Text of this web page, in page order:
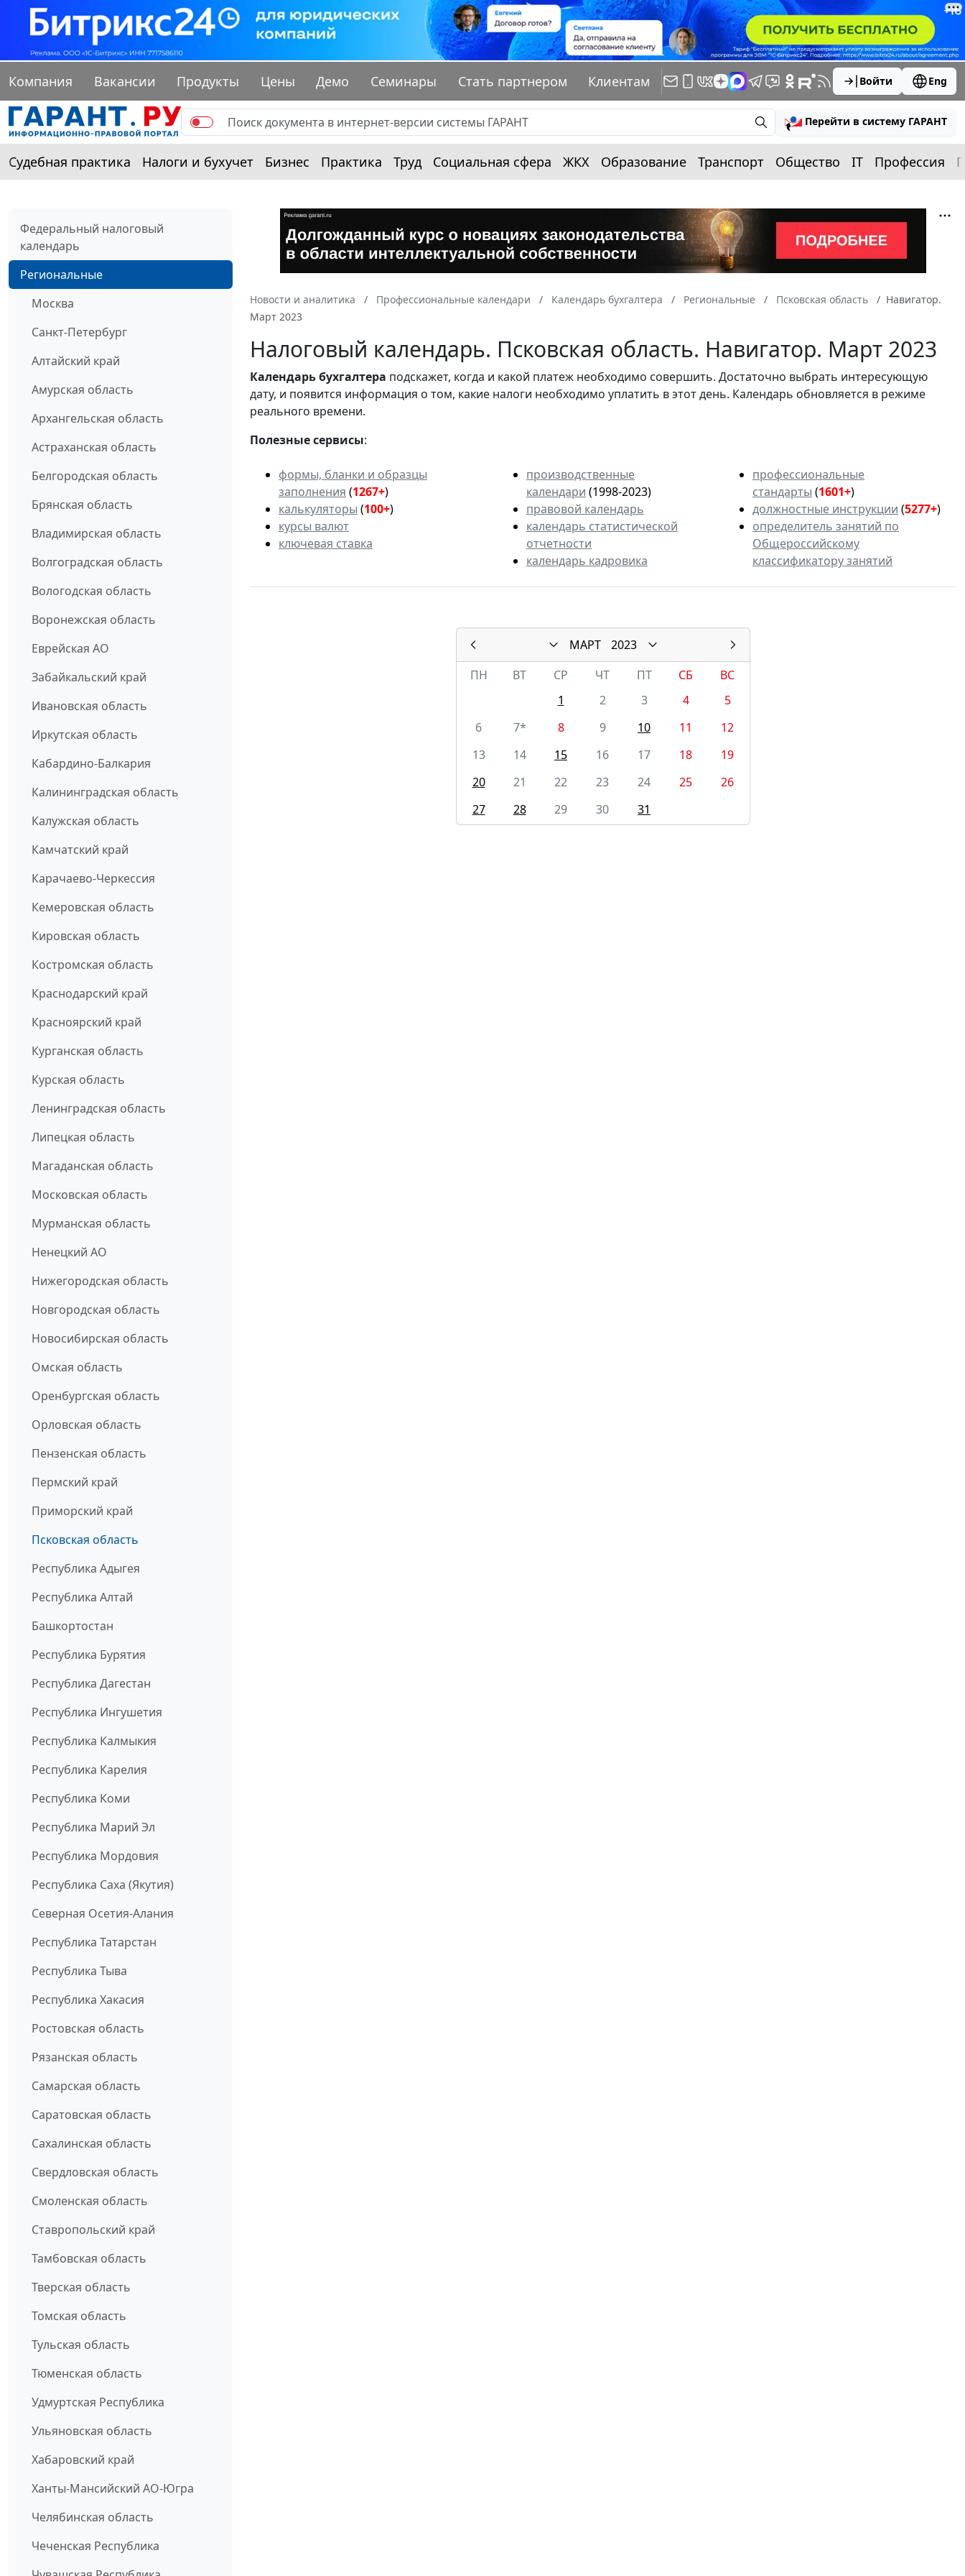
Компания Вакансии Продукты Цены Демо Семинары Стать партнером Клиентам Войти Eng
Перейти в систему ГАРАНТ
Судебная практика Налоги и бухучет Бизнес Практика Труд Социальная сфера ЖКХ Образование Транспорт Общество IT Профессия
Федеральный налоговый
календарь
Региональные
Москва
Санкт-Петербург
Алтайский край
Амурская область
Архангельская область
Астраханская область
Белгородская область
Брянская область
Владимирская область
Волгоградская область
Вологодская область
Воронежская область
Еврейская АО
Забайкальский край
Ивановская область
Иркутская область
Кабардино-Балкария
Калининградская область
Калужская область
Камчатский край
Карачаево-Черкессия
Кемеровская область
Кировская область
Костромская область
Краснодарский край
Красноярский край
Курганская область
Курская область
Ленинградская область
Липецкая область
Магаданская область
Московская область
Мурманская область
Ненецкий АО
Нижегородская область
Новгородская область
Новосибирская область
Омская область
Оренбургская область
Орловская область
Пензенская область
Пермский край
Приморский край
Псковская область
Республика Адыгея
Республика Алтай
Башкортостан
Республика Бурятия
Республика Дагестан
Республика Ингушетия
Республика Калмыкия
Республика Карелия
Республика Коми
Республика Марий Эл
Республика Мордовия
Республика Саха (Якутия)
Северная Осетия-Алания
Республика Татарстан
Республика Тыва
Республика Хакасия
Ростовская область
Рязанская область
Самарская область
Саратовская область
Сахалинская область
Свердловская область
Смоленская область
Ставропольский край
Тамбовская область
Тверская область
Томская область
Тульская область
Тюменская область
Удмуртская Республика
Ульяновская область
Хабаровский край
Ханты-Мансийский АО-Югра
Челябинская область
Чеченская Республика
Новости и аналитика Профессиональные календари Календарь бухгалтера Региональные Псковская область
Навигатор.
Март 2023
Налоговый календарь. Псковская область. Навигатор. Март 2023
Календарьбухгалтера подскажет, когда и какой платеж необходимо совершить. Достаточно выбрать интересующую
дату, и появится информация о том, какие налоги необходимо уплатить в этот день. Календарь обновляется в режиме
реального времени.
Полезные сервисы:
формы, бланки и образцы
заполнения (1267+)
калькуляторы (100+)
курсы валют
ключевая ставка
производственные
календари (1998-2023)
правовой календарь
календарь статистической
отчетности
календарь кадровика
профессиональные
стандарты (1601+)
должностные инструкции (5277+)
определитель занятий по
Общероссийскому
классификатору занятий
МАРТ
2023
ПН
ВТ СР ЧТ ПТ СБ
ВС
1
2 3 4
5
6
7* 8 9 10 11
12
13
14 15 16 17 18
19
20
21 22 23 24 25
26
27
28 29 30 31